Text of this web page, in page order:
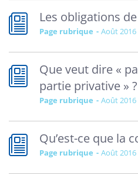
Les obligations
Page rubrique août 2016
Que veut dire «
partie privative » ?
Page rubrique août 2016
Qu’est-ce que la
Page rubrique août 2016